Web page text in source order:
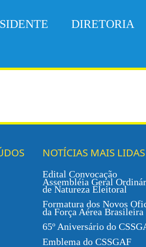
DIRETORIA
NOTÍCIAS MAIS LIDAS
Edital Convocação
Assembléia Geral
de Natureza Eleitoral
Formatura dos Novos
da Força Aérea Brasileira
65º Aniversário do
Emblema do CSSGAF